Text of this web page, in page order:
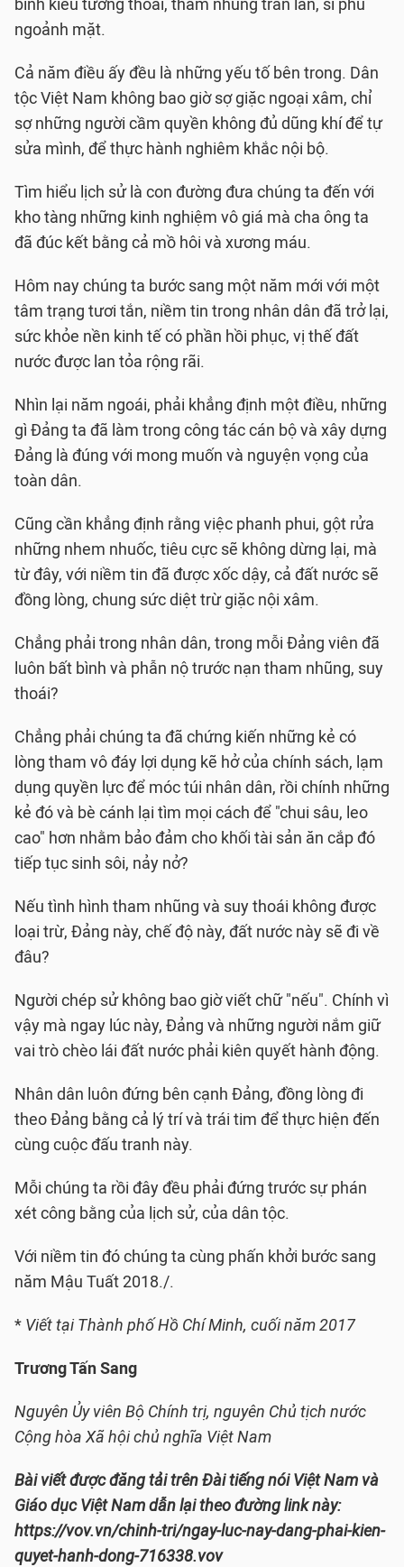
binh kiêu tướng thoái, tham nhũng tràn lan, sĩ phu
ngoảnh mặt.
Cả năm điều ấy đều là những yếu tố bên trong. Dân
tộc Việt Nam không bao giờ sợ giặc ngoại xâm, chỉ
sợ những người cầm quyền không đủ dũng khí để tự
sửa mình, để thực hành nghiêm khắc nội bộ.
Tìm hiểu lịch sử là con đường đưa chúng ta đến với
kho tàng những kinh nghiệm vô giá mà cha ông ta
đã đúc kết bằng cả mồ hôi và xương máu.
Hôm nay chúng ta bước sang một năm mới với một
tâm trạng tươi tắn, niềm tin trong nhân dân đã trở lại,
sức khỏe nền kinh tế có phần hồi phục, vị thế đất
nước được lan tỏa rộng rãi.
Nhìn lại năm ngoái, phải khẳng định một điều, những
gì Ðảng ta đã làm trong công tác cán bộ và xây dựng
Ðảng là đúng với mong muốn và nguyện vọng của
toàn dân.
Cũng cần khẳng định rằng việc phanh phui, gột rửa
những nhem nhuốc, tiêu cực sẽ không dừng lại, mà
từ đây, với niềm tin đã được xốc dậy, cả đất nước sẽ
đồng lòng, chung sức diệt trừ giặc nội xâm.
Chẳng phải trong nhân dân, trong mỗi Ðảng viên đã
luôn bất bình và phẫn nộ trước nạn tham nhũng, suy
thoái?
Chẳng phải chúng ta đã chứng kiến những kẻ có
lòng tham vô đáy lợi dụng kẽ hở của chính sách, lạm
dụng quyền lực để móc túi nhân dân, rồi chính những
kẻ đó và bè cánh lại tìm mọi cách để "chui sâu, leo
cao" hơn nhằm bảo đảm cho khối tài sản ăn cắp đó
tiếp tục sinh sôi, nảy nở?
Nếu tình hình tham nhũng và suy thoái không được
loại trừ, Ðảng này, chế độ này, đất nước này sẽ đi về
đâu?
Người chép sử không bao giờ viết chữ "nếu". Chính vì
vậy mà ngay lúc này, Ðảng và những người nắm giữ
vai trò chèo lái đất nước phải kiên quyết hành động.
Nhân dân luôn đứng bên cạnh Ðảng, đồng lòng đi
theo Ðảng bằng cả lý trí và trái tim để thực hiện đến
cùng cuộc đấu tranh này.
Mỗi chúng ta rồi đây đều phải đứng trước sự phán
xét công bằng của lịch sử, của dân tộc.
Với niềm tin đó chúng ta cùng phấn khởi bước sang
năm Mậu Tuất 2018./.
* Viết tại Thành phố Hồ Chí Minh, cuối năm 2017
Trương Tấn Sang
Nguyên Ủy viên Bộ Chính trị, nguyên Chủ tịch nước
Cộng hòa Xã hội chủ nghĩa Việt Nam
Bài viết được đăng tải trên Đài tiếng nói Việt Nam và
Giáo dục Việt Nam dẫn lại theo đường link này:
https://vov.vn/chinh-tri/ngay-luc-nay-dang-phai-kien-
quyet-hanh-dong-716338.vov